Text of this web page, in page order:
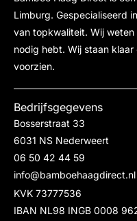
Limburg. Gespecialiseerd
van topkwaliteit. Wij
nodig hebt. Wij staan
voorzien.
Bedrijfsgegevens
Bosserstraat 33
6031 NS Nederweert
06 50 42 44 59
info@bamboehaagdirect.nl
KVK 73777536
IBAN NL98 INGB 0008